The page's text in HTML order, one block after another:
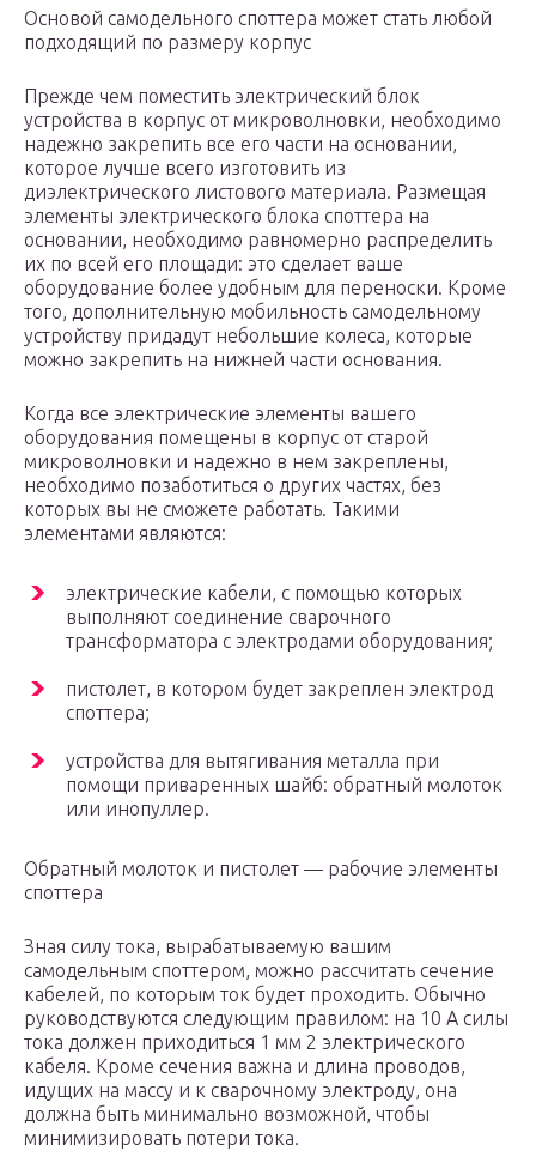
Основой самодельного споттера может стать любой
подходящий по размеру корпус
Прежде чем поместить электрический блок
устройства в корпус от микроволновки, необходимо
надежно закрепить все его части на основании,
которое лучше всего изготовить из
диэлектрического листового материала. Размещая
элементы электрического блока споттера на
основании, необходимо равномерно распределить
их по всей его площади: это сделает ваше
оборудование более удобным для переноски. Кроме
того, дополнительную мобильность самодельному
устройству придадут небольшие колеса, которые
можно закрепить на нижней части основания.
Когда все электрические элементы вашего
оборудования помещены в корпус от старой
микроволновки и надежно в нем закреплены,
необходимо позаботиться о других частях, без
которых вы не сможете работать. Такими
элементами являются:
электрические кабели, с помощью которых
выполняют соединение сварочного
трансформатора с электродами оборудования;
пистолет, в котором будет закреплен электрод
споттера;
устройства для вытягивания металла при
помощи приваренных шайб: обратный молоток
или инопуллер.
Обратный молоток и пистолет — рабочие элементы
споттера
Зная силу тока, вырабатываемую вашим
самодельным споттером, можно рассчитать сечение
кабелей, по которым ток будет проходить. Обычно
руководствуются следующим правилом: на 10 А силы
тока должен приходиться 1 мм 2 электрического
кабеля. Кроме сечения важна и длина проводов,
идущих на массу и к сварочному электроду, она
должна быть минимально возможной, чтобы
минимизировать потери тока.